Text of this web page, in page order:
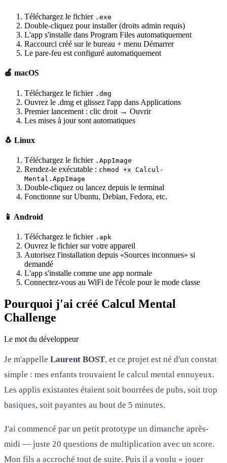
Téléchargez le fichier .exe
Double-cliquez pour installer (droits admin requis)
L'app s'installe dans Program Files automatiquement
Raccourci créé sur le bureau + menu Démarrer
Le pare-feu est configuré automatiquement
🍎 macOS
Téléchargez le fichier .dmg
Ouvrez le .dmg et glissez l'app dans Applications
Premier lancement : clic droit → Ouvrir
Les mises à jour sont automatiques
🐧 Linux
Téléchargez le fichier .AppImage
Rendez-le exécutable : chmod +x Calcul-
Mental.AppImage
Double-cliquez ou lancez depuis le terminal
Fonctionne sur Ubuntu, Debian, Fedora, etc.
📱 Android
Téléchargez le fichier .apk
Ouvrez le fichier sur votre appareil
Autorisez l'installation depuis «Sources inconnues» si
demandé
L'app s'installe comme une app normale
Connectez-vous au WiFi de l'école pour le mode classe
Pourquoi j'ai créé Calcul Mental
Challenge
Le mot du développeur
Je m'appelle Laurent BOST, et ce projet est né d'un constat
simple : mes enfants trouvaient le calcul mental ennuyeux.
Les applis existantes étaient soit bourrées de pubs, soit trop
basiques, soit payantes au bout de 5 minutes.
J'ai commencé par un petit prototype un dimanche après-
midi — juste 20 questions de multiplication avec un score.
Mon fils a accroché tout de suite. Puis il a voulu « jouer